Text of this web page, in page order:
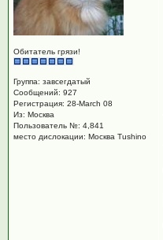
Обитатель грязи!
Группа: завсегдатый
Сообщений: 927
Регистрация: 28-March 08
Из: Москва
Пользователь №: 4,841
место дислокации: Москва Tushino